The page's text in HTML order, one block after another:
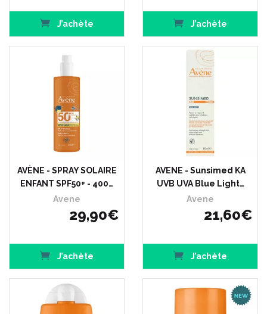
J’achète J’achète
AVÈNE - SPRAY SOLAIRE
ENFANT SPF50+ - 400…
Avene
29,90€
J’achète
AVENE - Sunsimed KA
UVB UVA Blue Light…
Avene
21,60€
J’achète